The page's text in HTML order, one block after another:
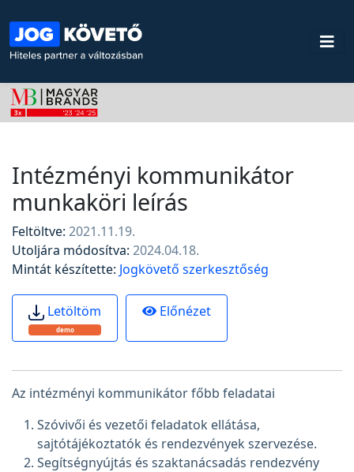
Intézményi kommunikátor
munkaköri leírás
Feltöltve: 2021.11.19.
Utoljára módosítva: 2024.04.18.
Mintát készítette: Jogkövető szerkesztőség
Letöltöm
demo
Előnézet
Az intézményi kommunikátor főbb feladatai
Szóvivői és vezetői feladatok ellátása,
sajtótájékoztatók és rendezvények szervezése.
Segítségnyújtás és szaktanácsadás rendezvény